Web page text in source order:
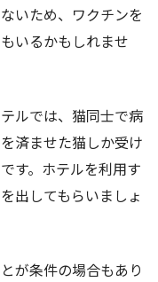
いため、ワクチンを
いるかもしれませ
ルでは、猫同士で病
済ませた猫しか受け
す。ホテルを利用す
出してもらいましょ
が条件の場合もあり